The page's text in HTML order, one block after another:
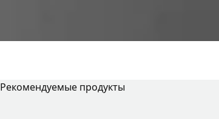
Рекомендуемые продукты